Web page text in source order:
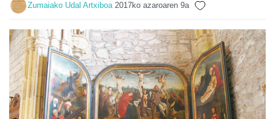
Zumaiako Udal Artxiboa 2017ko azaroaren 9a